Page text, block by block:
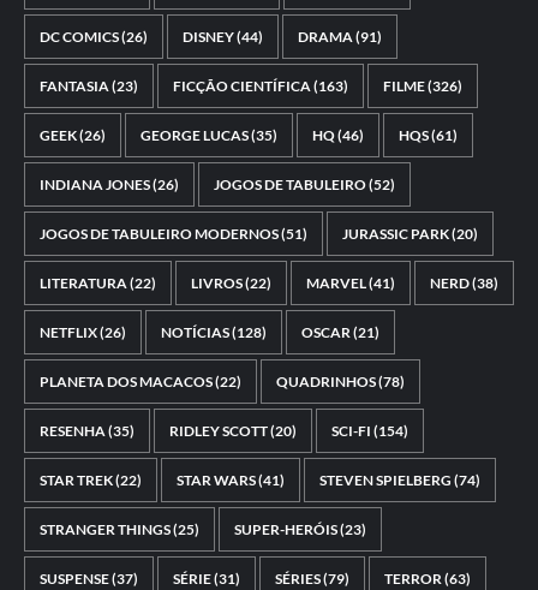
DC COMICS(26) DISNEY(44) DRAMA(91)
FANTASIA(23) FICÇÃO CIENTÍFICA(163) FILME(326)
GEEK(26) GEORGE LUCAS(35) HQ(46) HQS(61)
INDIANA JONES(26) JOGOS DE TABULEIRO(52)
JOGOS DE TABULEIRO MODERNOS(51) JURASSIC PARK(20)
LITERATURA(22) LIVROS(22) MARVEL(41) NERD(38)
NETFLIX(26) NOTÍCIAS(128) OSCAR(21)
PLANETA DOS MACACOS(22) QUADRINHOS(78)
RESENHA(35) RIDLEY SCOTT(20) SCI-FI (154)
STAR TREK(22) STAR WARS(41) STEVEN SPIELBERG (74)
STRANGER THINGS(25) SUPER-HERÓIS(23)
SUSPENSE(37) SÉRIE(31) SÉRIES(79) TERROR(63)